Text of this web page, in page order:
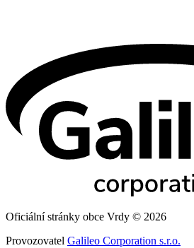
Oficiální stránky obce Vrdy © 2026
Provozovatel Galileo Corporation s.r.o.